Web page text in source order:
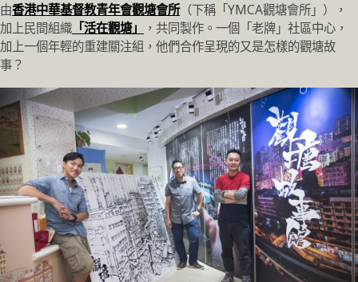
由香港中華基督教青年會觀塘會所（下稱「YMCA觀塘會所」），
加上民間組織 「活在觀塘」
，共同製作。一個「老牌」社區中心，
加上一個年輕的重建關注組，他們合作呈現的又是怎樣的觀塘故
事？